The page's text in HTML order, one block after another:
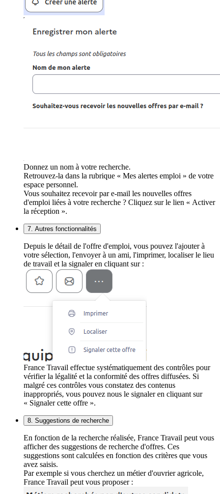
Donnez un nom à votre recherche.
Retrouvez-la dans la rubrique « Mes alertes emploi » de votre
espace personnel.
Vous souhaitez recevoir par e-mail les nouvelles offres
d'emploi liées à votre recherche ? Cliquez sur le lien « Activer
la réception ».
7. Autres fonctionnalités
Depuis le détail de l'offre d'emploi, vous pouvez l'ajouter à
votre sélection, l'envoyer à un ami, l'imprimer, localiser le lieu
de travail et la signaler en cliquant sur :
France Travail effectue systématiquement des contrôles pour
vérifier la légalité et la conformité des offres diffusées. Si
malgré ces contrôles vous constatez des contenus
inappropriés, vous pouvez nous le signaler en cliquant sur
« Signaler cette offre ».
8. Suggestions de recherche
En fonction de la recherche réalisée, France Travail peut vous
afficher des suggestions de recherche d'offres. Ces
suggestions sont calculées en fonction des critères que vous
avez saisis.
Par exemple si vous cherchez un métier d'ouvrier agricole,
France Travail peut vous proposer :